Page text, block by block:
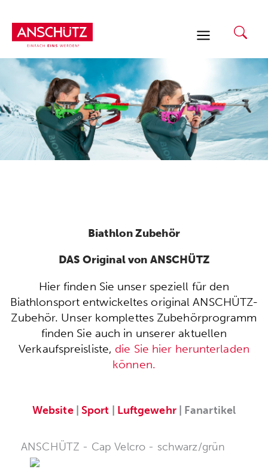
Inhalt
springen
Biathlon Zubehör
DAS Original von ANSCHÜTZ
Hier finden Sie unser speziell für den
Biathlonsport entwickeltes original ANSCHÜTZ-
Zubehör. Unser komplettes Zubehörprogramm
finden Sie auch in unserer aktuellen
Verkaufspreisliste, die Sie hier herunterladen
können.
Website| Sport Luftgewehr| Fanartikel
ANSCHÜTZ - Cap Velcro - schwarz/grün